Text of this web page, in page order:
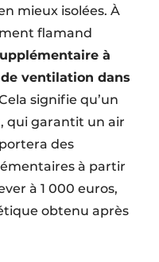
mieux isolées. À
flamand
à
ventilation dans
signifie qu’un
qui garantit un air
des
à partir
à 1 000 euros,
obtenu après